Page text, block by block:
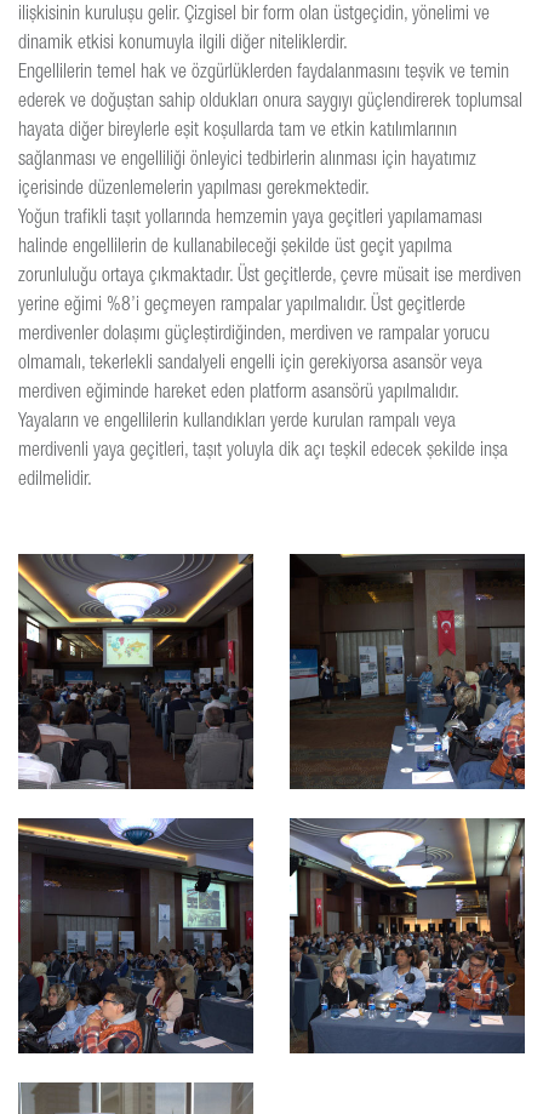
ilişkisinin kuruluşu gelir. Çizgisel bir form olan üstgeçidin, yönelimi ve
dinamik etkisi konumuyla ilgili diğer niteliklerdir.
Engellilerin temel hak ve özgürlüklerden faydalanmasını teşvik ve temin
ederek ve doğuştan sahip oldukları onura saygıyı güçlendirerek toplumsal
hayata diğer bireylerle eşit koşullarda tam ve etkin katılımlarının
sağlanması ve engelliliği önleyici tedbirlerin alınması için hayatımız
içerisinde düzenlemelerin yapılması gerekmektedir.
Yoğun trafikli taşıt yollarında hemzemin yaya geçitleri yapılamaması
halinde engellilerin de kullanabileceği şekilde üst geçit yapılma
zorunluluğu ortaya çıkmaktadır. Üst geçitlerde, çevre müsait ise merdiven
yerine eğimi %8’i geçmeyen rampalar yapılmalıdır. Üst geçitlerde
merdivenler dolaşımı güçleştirdiğinden, merdiven ve rampalar yorucu
olmamalı, tekerlekli sandalyeli engelli için gerekiyorsa asansör veya
merdiven eğiminde hareket eden platform asansörü yapılmalıdır.
Yayaların ve engellilerin kullandıkları yerde kurulan rampalı veya
merdivenli yaya geçitleri, taşıt yoluyla dik açı teşkil edecek şekilde inşa
edilmelidir.